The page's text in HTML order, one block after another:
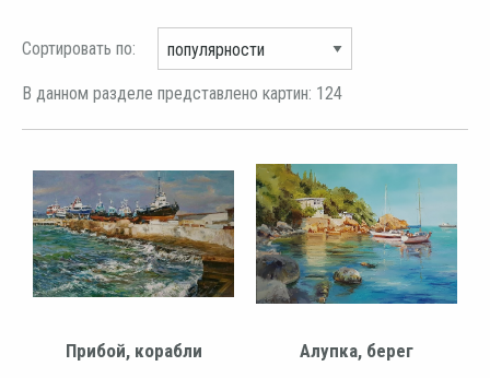
Сортировать по:
В данном разделе представлено картин: 124
Прибой, корабли Алупка, берег